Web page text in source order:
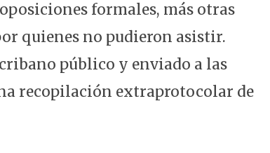
formales, más otras
quienes no pudieron asistir.
público y enviado a las
recopilación extraprotocolar de